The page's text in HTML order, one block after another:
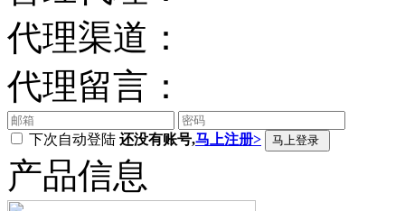
代理渠道：
代理留言：
下次自动登陆 还没有账号,马上注册>
产品信息